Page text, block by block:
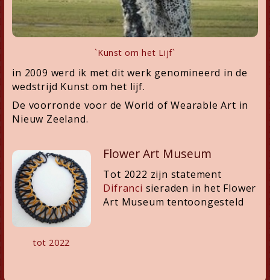
`Kunst om het Lijf`
in 2009 werd ik met dit werk genomineerd in de
wedstrijd Kunst om het lijf.
De voorronde voor de World of Wearable Art in
Nieuw Zeeland.
tot 2022
Flower Art Museum
Tot 2022 zijn statement
Difranci sieraden in het Flower
Art Museum tentoongesteld